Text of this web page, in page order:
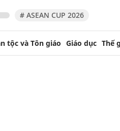
# ASEAN CUP 2026
tộc và Tôn giáo Giáo dục Thế